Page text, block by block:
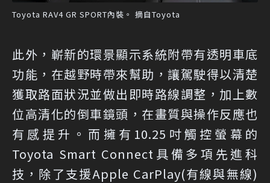
Toyota RAV4 GR SPORT內裝。 摘自Toyota
此外，嶄新的環景顯示系統附帶有透明車底
功能，在越野時帶來幫助，讓駕駛得以清楚
獲取路面狀況並做出即時路線調整，加上數
位高清化的倒車鏡頭，在畫質與操作反應也
有感提升。而擁有10.25吋觸控螢幕的
Toyota Smart Connect具備多項先進科
技，除了支援Apple CarPlay(有線與無線)